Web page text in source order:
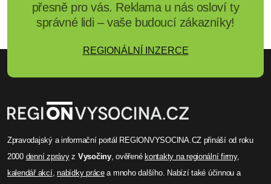
přesně pro vás. Reklama u nás osloví ty
správné lidi – vaše budoucí zákazníky!
REGIONÁLNÍ INZERCE
Zpravodajský a informační portál REGIONVYSOCINA.CZ přináší od roku
2000 denní zprávyz Vysočiny, ověřené kontakty na regionální firmy,
kalendář akcí,nabídky prácea mnoho dalšího. Nabízí také účinnou a